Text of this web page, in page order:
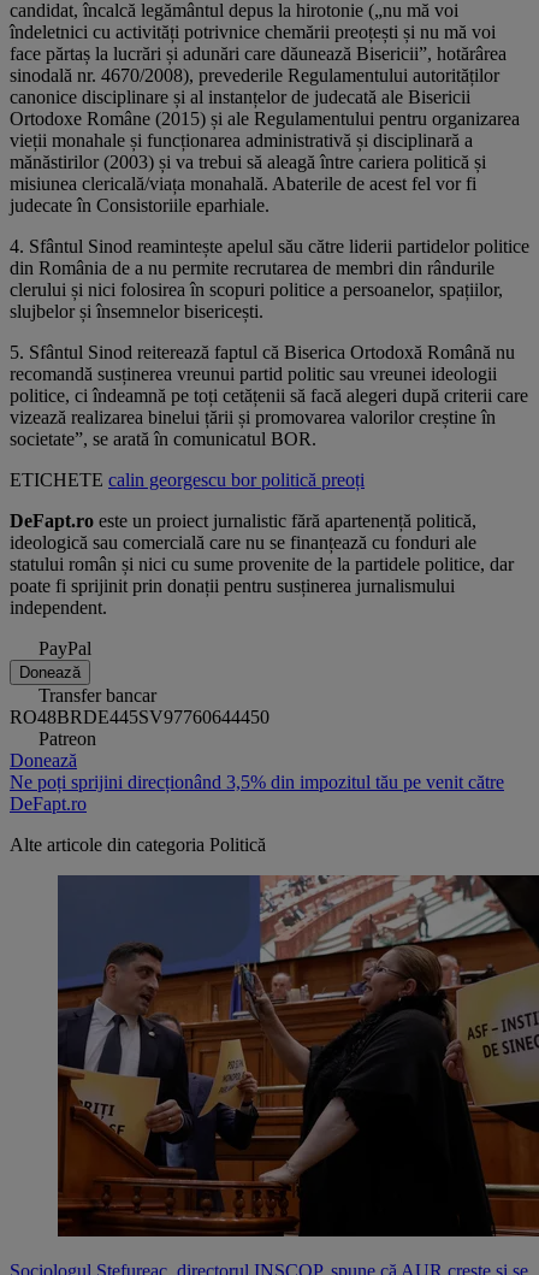
candidat, încalcă legământul depus la hirotonie („nu mă voi
îndeletnici cu activități potrivnice chemării preoțești și nu mă voi
face părtaș la lucrări și adunări care dăunează Bisericii”, hotărârea
sinodală nr. 4670/2008), prevederile Regulamentului autorităților
canonice disciplinare și al instanțelor de judecată ale Bisericii
Ortodoxe Române (2015) și ale Regulamentului pentru organizarea
vieții monahale și funcționarea administrativă și disciplinară a
mănăstirilor (2003) și va trebui să aleagă între cariera politică și
misiunea clericală/viața monahală. Abaterile de acest fel vor fi
judecate în Consistoriile eparhiale.
4. Sfântul Sinod reamintește apelul său către liderii partidelor politice
din România de a nu permite recrutarea de membri din rândurile
clerului și nici folosirea în scopuri politice a persoanelor, spațiilor,
slujbelor și însemnelor bisericești.
5. Sfântul Sinod reiterează faptul că Biserica Ortodoxă Română nu
recomandă susținerea vreunui partid politic sau vreunei ideologii
politice, ci îndeamnă pe toți cetățenii să facă alegeri după criterii care
vizează realizarea binelui țării și promovarea valorilor creștine în
societate”, se arată în comunicatul BOR.
ETICHETE calin georgescu borpolitică preoți
DeFapt.ro este un proiect jurnalistic fără apartenență politică,
ideologică sau comercială care nu se finanțează cu fonduri ale
statului român și nici cu sume provenite de la partidele politice, dar
poate fi sprijinit prin donații pentru susținerea jurnalismului
independent.
PayPal
Donează
Transfer bancar
RO48BRDE445SV97760644450
Patreon
Donează
Ne poți sprijini direcționând 3,5% din impozitul tău pe venit către
DeFapt.ro
Alte articole din categoria Politică
Sociologul Ștefureac, directorul INSCOP, spune că AUR crește și se